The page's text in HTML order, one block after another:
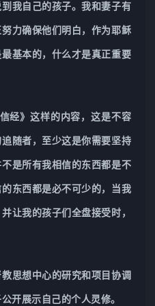
我自己的孩子。我和妻子有
力确保他们明白，作为耶稣
基本的，什么才是真正重要
经》这样的内容，这是不容
随者，至少这是你需要坚持
是所有我相信的东西都是不
东西都是必不可少的，当我
让我的孩子们全盘接受时，
思想中心的研究和项目协调
开展示自己的个人灵修。